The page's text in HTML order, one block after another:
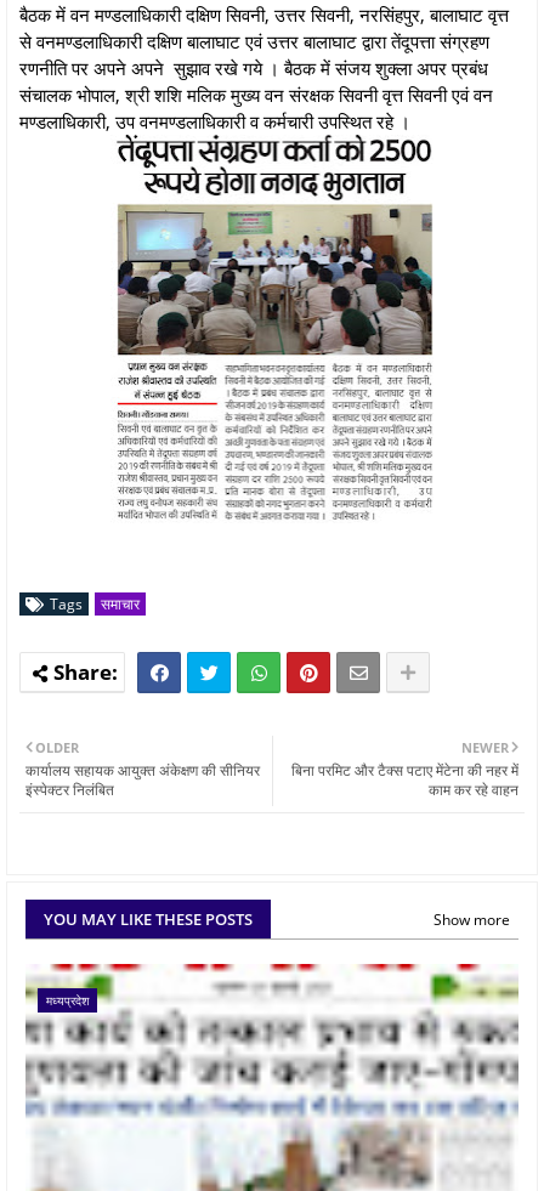
बैठक में वन मण्डलाधिकारी दक्षिण सिवनी, उत्तर सिवनी, नरसिंहपुर, बालाघाट वृत्त
से वनमण्डलाधिकारी दक्षिण बालाघाट एवं उत्तर बालाघाट द्वारा तेंदूपत्ता संग्रहण
रणनीति पर अपने अपने सुझाव रखे गये । बैठक में संजय शुक्ला अपर प्रबंध
संचालक भोपाल, श्री शशि मलिक मुख्य वन संरक्षक सिवनी वृत्त सिवनी एवं वन
मण्डलाधिकारी, उप वनमण्डलाधिकारी व कर्मचारी उपस्थित रहे ।
Tags समाचार
NEWER
बिना परमिट और टैक्स पटाए मेंटेना की नहर में
काम कर रहे वाहन
OLDER
कार्यालय सहायक आयुक्त अंकेक्षण की सीनियर
इंस्पेक्टर निलंबित
YOU MAY LIKE THESE POSTS Show more
मध्यप्रदेश